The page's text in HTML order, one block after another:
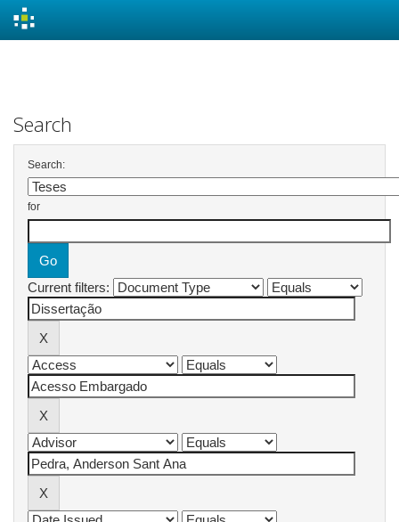
Search
Search:
for
Current filters: